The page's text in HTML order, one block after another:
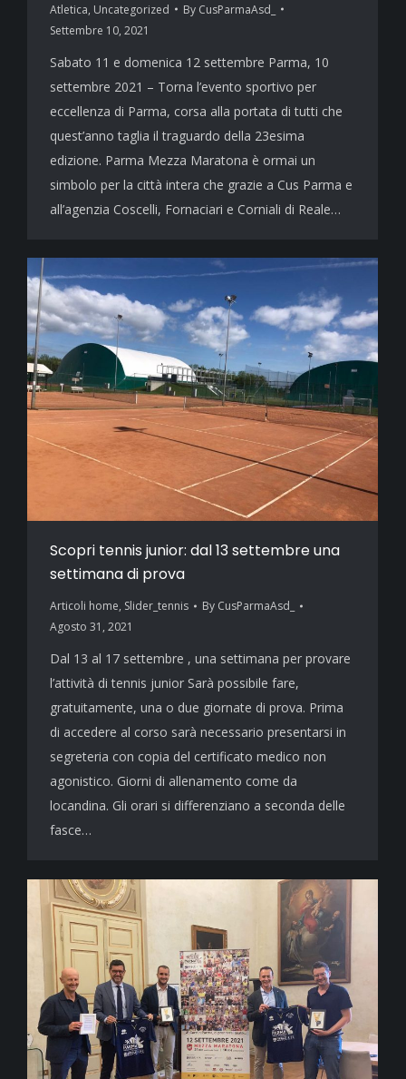
Atletica, Uncategorized By CusParmaAsd_
Settembre 10, 2021
Sabato 11 e domenica 12 settembre Parma, 10
settembre 2021 – Torna l’evento sportivo per
eccellenza di Parma, corsa alla portata di tutti che
quest’anno taglia il traguardo della 23esima
edizione. Parma Mezza Maratona è ormai un
simbolo per la città intera che grazie a Cus Parma e
all’agenzia Coscelli, Fornaciari e Corniali di Reale…
Scopri tennis junior: dal 13 settembre una
settimana di prova
Articoli home, Slider_tennis By CusParmaAsd_
Agosto 31, 2021
Dal 13 al 17 settembre , una settimana per provare
l’attività di tennis junior Sarà possibile fare,
gratuitamente, una o due giornate di prova. Prima
di accedere al corso sarà necessario presentarsi in
segreteria con copia del certificato medico non
agonistico. Giorni di allenamento come da
locandina. Gli orari si differenziano a seconda delle
fasce…